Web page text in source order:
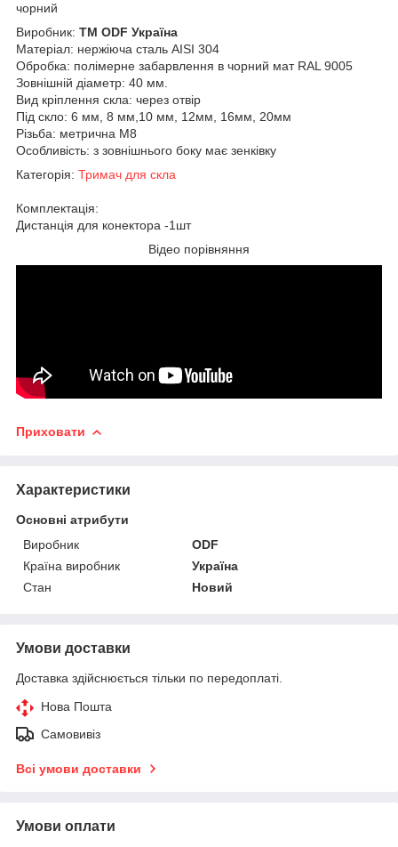
чорний
Виробник: ТМ ODF Україна
Матеріал: нержіюча сталь AISI 304
Обробка: полімерне забарвлення в чорний мат RAL 9005
Зовнішній діаметр: 40 мм.
Вид кріплення скла: через отвір
Під скло: 6 мм, 8 мм,10 мм, 12мм, 16мм, 20мм
Різьба: метрична М8
Особливість: з зовнішнього боку має зенківку
Категорія: Тримач для скла
Комплектація:
Дистанція для конектора -1шт
Відео порівняння
Приховати
Характеристики
Основні атрибути
Виробник
ODF
Країна виробник
Україна
Стан
Новий
Умови доставки
Доставка здійснюється тільки по передоплаті.
Нова Пошта
Самовивіз
Всі умови доставки
Умови оплати